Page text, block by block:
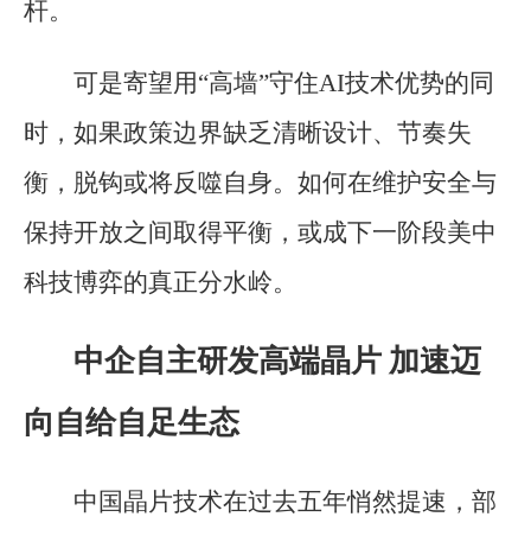
杆。
可是寄望用“高墙”守住AI技术优势的同
时，如果政策边界缺乏清晰设计、节奏失
衡，脱钩或将反噬自身。如何在维护安全与
保持开放之间取得平衡，或成下一阶段美中
科技博弈的真正分水岭。
中企自主研发高端晶片 加速迈
向自给自足生态
中国晶片技术在过去五年悄然提速，部